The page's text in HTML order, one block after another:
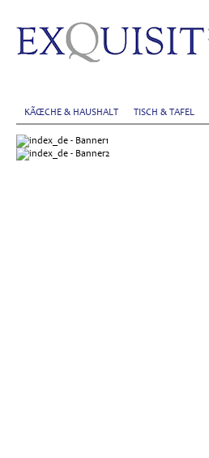
KÃŒCHE & HAUSHALT TISCH & TAFEL